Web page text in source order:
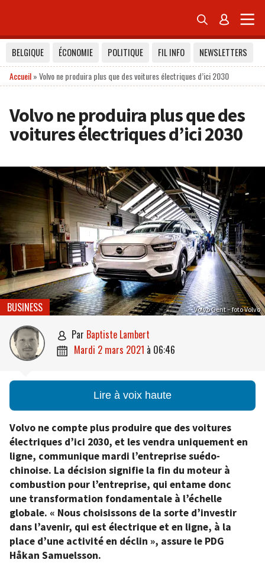
 
BELGIQUE ÉCONOMIE POLITIQUE FIL INFO
NEWSLETTERS
Accueil»Volvo ne produira plus que des voitures électriques d’ici 2030
Volvo ne produira plus que des
voitures électriques d’ici 2030
Volvo Gent – foto Volvo
BUSINESS
 par Baptiste Lambert
 mardi 2 mars 2021 à 06:46
Lire à voix haute
Volvo ne compte plus produire que des voitures
électriques d’ici 2030, et les vendra uniquement en
ligne, communique mardi l’entreprise suédo-
chinoise. La décision signifie la fin du moteur à
combustion pour l’entreprise, qui entame donc
une transformation fondamentale à l’échelle
globale. « Nous choisissons de la sorte d’investir
dans l’avenir, qui est électrique et en ligne, à la
place d’une activité en déclin », assure le PDG
Håkan Samuelsson.